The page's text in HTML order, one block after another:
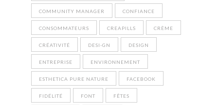
COMMUNITY MANAGER CONFIANCE
CONSOMMATEURS CREAPILLS CRÈME
CRÉATIVITÉ DESI-GN DESIGN
ENTREPRISE ENVIRONNEMENT
ESTHETICA PURE NATURE FACEBOOK
FIDÉLITÉ FONT FÊTES